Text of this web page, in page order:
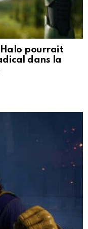
Halo pourrait
dans la